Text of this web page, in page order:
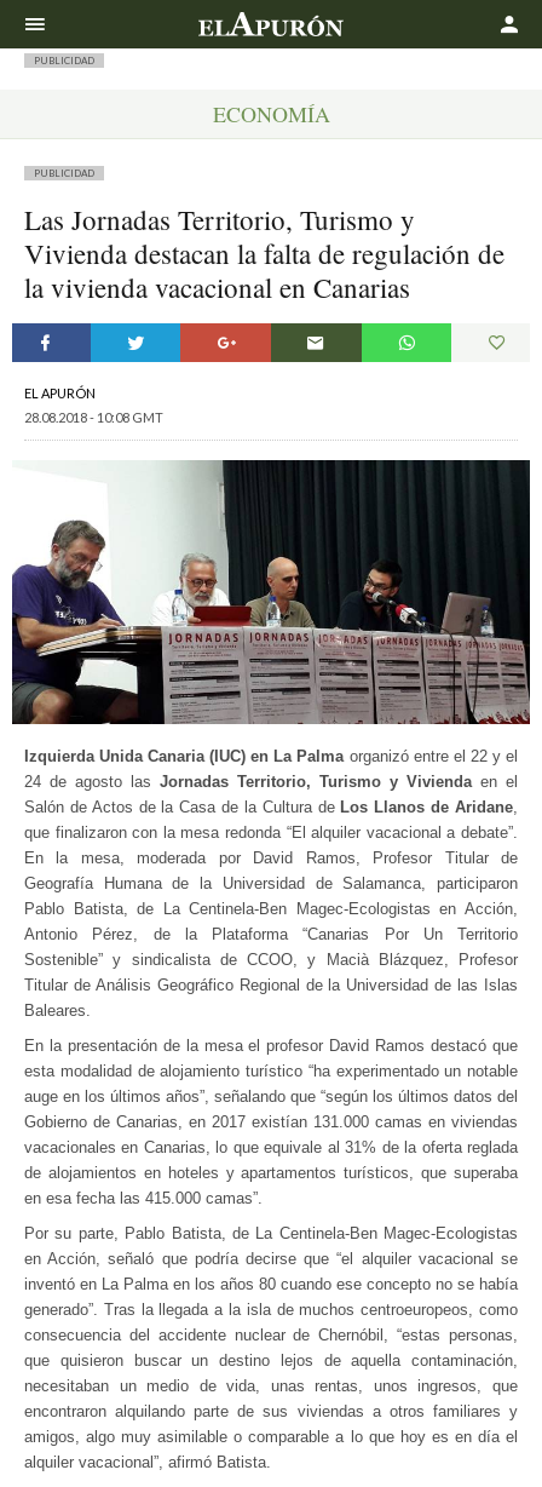
PUBLICIDAD
ECONOMÍA
PUBLICIDAD
Las Jornadas Territorio, Turismo y
Vivienda destacan la falta de regulación de
la vivienda vacacional en Canarias
EL APURÓN
28.08.2018 - 10:08 GMT
Izquierda Unida Canaria (IUC) en La Palma organizó entre el 22 y el
24 de agosto las Jornadas Territorio, Turismo y Vivienda en el
Salón de Actos de la Casa de la Cultura deLos Llanos de Aridane
que finalizaron con la mesa redonda “El alquiler vacacional a debate”.
En la mesa, moderada por David Ramos, Profesor Titular de
Geografía Humana de la Universidad de Salamanca, participaron
Pablo Batista, de La Centinela-Ben Magec-Ecologistas en Acción,
Antonio Pérez, de la Plataforma “Canarias Por Un Territorio
Sostenible” y sindicalista de CCOO, y Macià Blázquez, Profesor
Titular de Análisis Geográfico Regional de la Universidad de las Islas
Baleares.
En la presentación de la mesa el profesor David Ramos destacó que
esta modalidad de alojamiento turístico “ha experimentado un notable
auge en los últimos años”, señalando que “según los últimos datos del
Gobierno de Canarias, en 2017 existían 131.000 camas en viviendas
vacacionales en Canarias, lo que equivale al 31% de la oferta reglada
de alojamientos en hoteles y apartamentos turísticos, que superaba
en esa fecha las 415. 000 camas”.
Por su parte, Pablo Batista, de La Centinela-Ben Magec-Ecologistas
en Acción, señaló que podría decirse que “el alquiler vacacional se
inventó en La Palma en los años 80 cuando ese concepto no se había
generado”. Tras la llegada a la isla de muchos centroeuropeos, como
consecuencia del accidente nuclear de Chernóbil, “estas personas,
que quisieron buscar un destino lejos de aquella contaminación,
necesitaban un medio de vida, unas rentas, unos ingresos, que
encontraron alquilando parte de sus viviendas a otros familiares y
amigos, algo muy asimilable o comparable a lo que hoy es en día el
alquiler vacacional”, afirmó Batista.